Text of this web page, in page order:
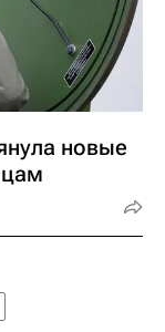
новые